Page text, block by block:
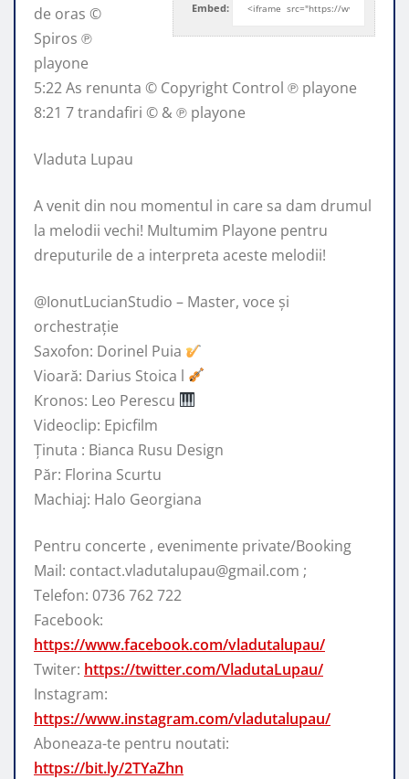
Embed:
de oras ©
Spiros ℗
playone
5:22 As renunta © Copyright Control ℗ playone
8:21 7 trandafiri © & ℗ playone
Vladuta Lupau
A venit din nou momentul in care sa dam drumul
la melodii vechi! Multumim Playone pentru
dreputurile de a interpreta aceste melodii!
@IonutLucianStudio – Master, voce și
orchestrație
Saxofon: Dorinel Puia
Vioară: Darius Stoica l
Kronos: Leo Perescu
Videoclip: Epicfilm
Ținuta : Bianca Rusu Design
Păr: Florina Scurtu
Machiaj: Halo Georgiana
Pentru concerte , evenimente private/Booking
Mail: contact.vladutalupau@gmail.com ;
Telefon: 0736 762 722
Facebook:
https://www.facebook.com/vladutalupau/
Twiter: https://twitter.com/VladutaLupau/
Instagram:
https://www.instagram.com/vladutalupau/
Aboneaza-te pentru noutati:
https://bit.ly/2TYaZhn